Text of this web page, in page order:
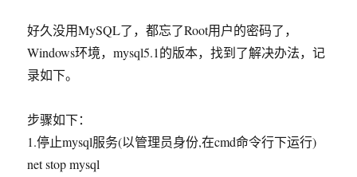
好久没用MySQL了，都忘了Root用户的密码了，
Windows环境，mysql5.1的版本，找到了解决办法，记
录如下。
步骤如下：
1.停止mysql服务(以管理员身份,在cmd命令行下运行)
net stop mysql